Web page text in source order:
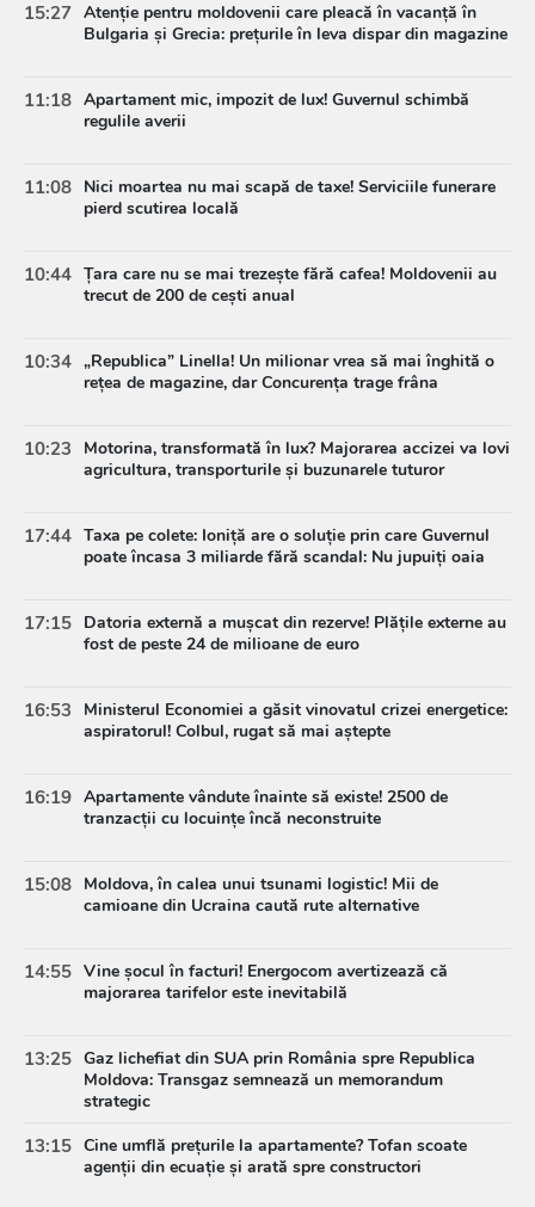
15:27 Atenție pentru moldovenii care pleacă în vacanță în
Bulgaria și Grecia: prețurile în leva dispar din magazine
11:18 Apartament mic, impozit de lux! Guvernul schimbă
regulile averii
11:08 Nici moartea nu mai scapă de taxe! Serviciile funerare
pierd scutirea locală
10:44 Țara care nu se mai trezește fără cafea! Moldovenii au
trecut de 200 de cești anual
10:34 „Republica” Linella! Un milionar vrea să mai înghită o
rețea de magazine, dar Concurența trage frâna
10:23
Motorina, transformată în lux? Majorarea accizei va lovi
agricultura, transporturile și buzunarele tuturor
17:44 Taxa pe colete: Ioniță are o soluție prin care Guvernul
poate încasa 3 miliarde fără scandal: Nu jupuiți oaia
17:15 Datoria externă a mușcat din rezerve! Plățile externe au
fost de peste 24 de milioane de euro
16:53
Ministerul Economiei a găsit vinovatul crizei energetice:
aspiratorul! Colbul, rugat să mai aștepte
16:19 Apartamente vândute înainte să existe! 2500 de
tranzacții cu locuințe încă neconstruite
15:08 Moldova, în calea unui tsunami logistic! Mii de
camioane din Ucraina caută rute alternative
14:55 Vine șocul în facturi! Energocom avertizează că
majorarea tarifelor este inevitabilă
13:25 Gaz lichefiat din SUA prin România spre Republica
Moldova: Transgaz semnează un memorandum
strategic
13:15 Cine umflă prețurile la apartamente? Tofan scoate
agenții din ecuație și arată spre constructori